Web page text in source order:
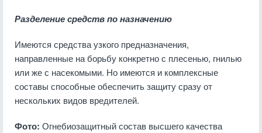
Разделение средств по назначению
Имеются средства узкого предназначения,
направленные на борьбу конкретно с плесенью, гнилью
или же с насекомыми. Но имеются и комплексные
составы способные обеспечить защиту сразу от
нескольких видов вредителей.
Фото: Огнебиозащитный состав высшего качества